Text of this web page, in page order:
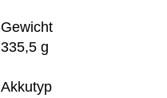
Gewicht
335,5 g
Akkutyp